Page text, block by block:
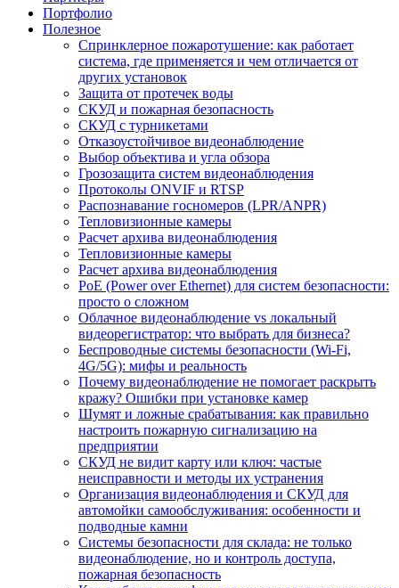
Портфолио
Полезное
Спринклерное пожаротушение: как работает
система, где применяется и чем отличается от
других установок
Защита от протечек воды
СКУД и пожарная безопасность
СКУД с турникетами
Отказоустойчивое видеонаблюдение
Выбор объектива и угла обзора
Грозозащита систем видеонаблюдения
Протоколы ONVIF и RTSP
Распознавание госномеров (LPR/ANPR)
Тепловизионные камеры
Расчет архива видеонаблюдения
Тепловизионные камеры
Расчет архива видеонаблюдения
PoE (Power over Ethernet) для систем безопасности:
просто о сложном
Облачное видеонаблюдение vs локальный
видеорегистратор: что выбрать для бизнеса?
Беспроводные системы безопасности (Wi-Fi,
4G/5G): мифы и реальность
Почему видеонаблюдение не помогает раскрыть
кражу? Ошибки при установке камер
Шумят и ложные срабатывания: как правильно
настроить пожарную сигнализацию на
предприятии
СКУД не видит карту или ключ: частые
неисправности и методы их устранения
Организация видеонаблюдения и СКУД для
автомойки самообслуживания: особенности и
подводные камни
Системы безопасности для склада: не только
видеонаблюдение, но и контроль доступа,
пожарная безопасность